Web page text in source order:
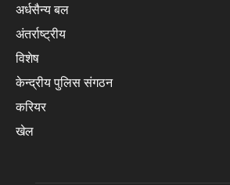
अर्धसैन्य बल
अंतर्राष्ट्रीय
विशेष
केन्द्रीय पुलिस संगठन
करियर
खेल